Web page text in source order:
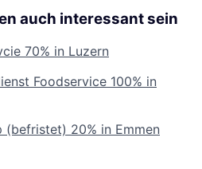
auch interessant sein
70% in Luzern
Foodservice 100% in
(befristet) 20% in Emmen